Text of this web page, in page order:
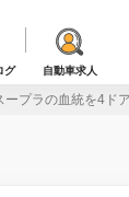
グ 自動車求人
ープラの血統を4